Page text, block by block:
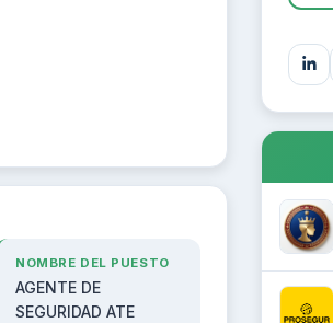
NOMBRE DEL PUESTO
AGENTE DE
SEGURIDAD ATE